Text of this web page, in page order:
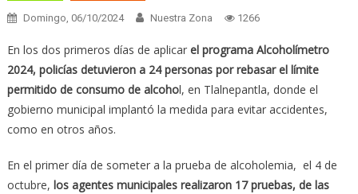
Domingo, 06/10/2024 Nuestra Zona 1266
En los dos primeros días de aplicar el programa Alcoholímetro
2024, policías detuvieron a 24 personas por rebasar el límite
permitido de consumo de alcohol, en Tlalnepantla, donde el
gobierno municipal implantó la medida para evitar accidentes,
como en otros años.
En el primer día de someter a la prueba de alcoholemia, el 4 de
octubre, los agentes municipales realizaron 17 pruebas, de las